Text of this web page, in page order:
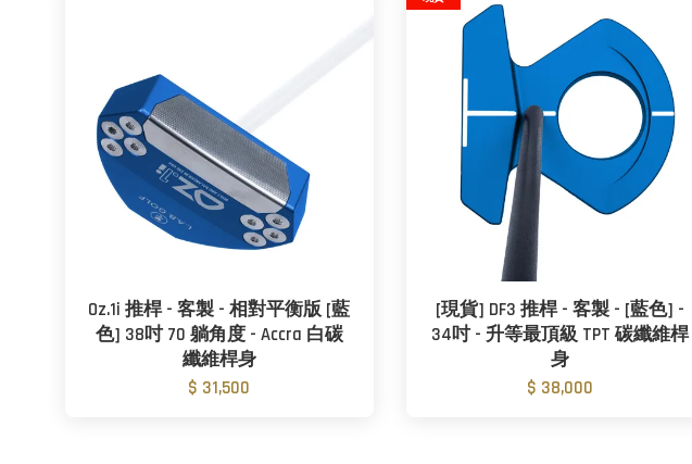
Oz.1i 推桿 - 客製 - 相對平衡版 [藍
色] 38吋 70 躺角度 - Accra 白碳
纖維桿身
$ 31,500
[現貨] DF3 推桿 - 客製 - [藍色] -
34吋 - 升等最頂級 TPT 碳纖維桿
身
$ 38,000